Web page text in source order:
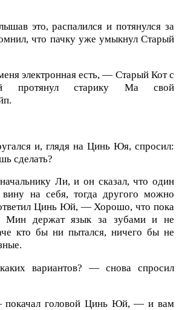
это, распалился и потянулся за
что пачку уже умыкнул Старый
электронная есть, — Старый Кот с
протянул старику Ма свой
и, глядя на Цинь Юя, спросил:
сделать?
Ли, и он сказал, что один
на себя, тогда другого можно
Цинь Юй, — Хорошо, что пока
держат язык за зубами и не
кто бы ни пытался, ничего бы не
вариантов? — снова спросил
головой Цинь Юй, — и вам